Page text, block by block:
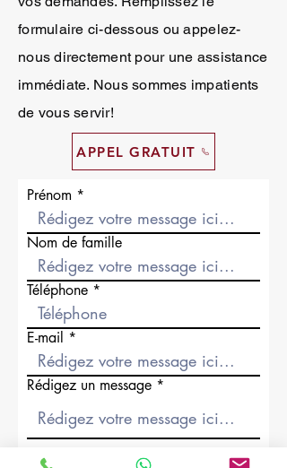
formulaire ci-dessous ou appelez-
nous directement pour une assistance
immédiate. Nous sommes impatients
de vous servir!
APPEL GRATUIT
Prénom
Nom de famille
Téléphone
E-mail
Rédigez un message
Société